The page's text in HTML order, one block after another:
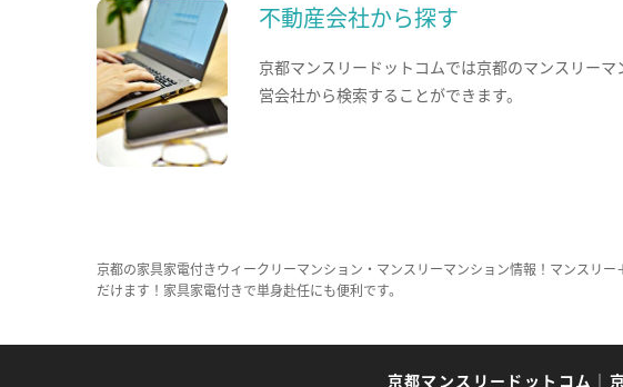
不動産会社から探す
京都マンスリードットコムでは京都のマンスリーマ
営会社から検索することができます。
京都の家具家電付きウィークリーマンション・マンスリーマンション情報！マンスリ
だけます！家具家電付きで単身赴任にも便利です。
京都マンスリードットコム ｜